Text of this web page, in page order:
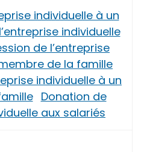
individuelle à un
individuelle
de l’entreprise
de la famille
individuelle à un
Donation de
aux salariés